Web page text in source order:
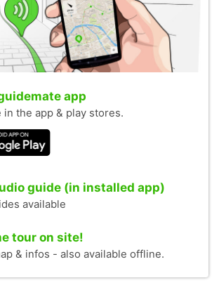
app
in the app & play stores.
guide (in installed app)
available
tour on site!
& infos - also available offline.